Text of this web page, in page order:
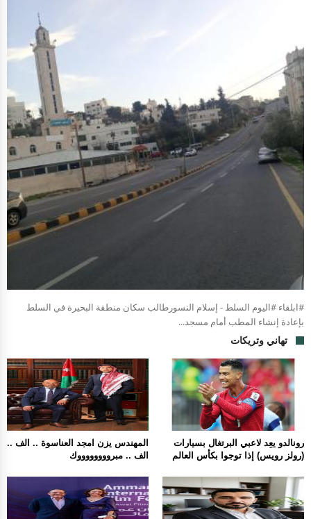
#ابلقاء #اليوم السلط - إسلام النسورطالب سكان منطقة البحيرة في السلط
بإعادة إنشاء المطب أمام مسجد...
تهاني وتريكات
المهندس يزن امجد العناسوة .. الف ..
الف .. مبرووووووووك
رونالدو يعِد لاعبي البرتغال بسيارات
(رولز رويس) إذا توجوا بكأس العالم